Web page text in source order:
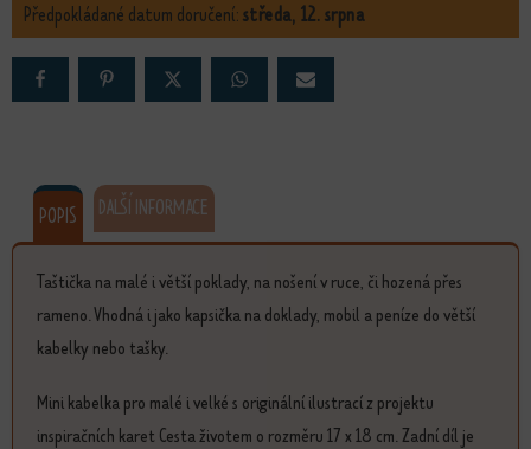
Předpokládané datum doručení:středa, 12. srpna
POPIS DALŠÍ INFORMACE
Taštička na malé i větší poklady, na nošení v ruce, či hozená přes
rameno. Vhodná i jako kapsička na doklady, mobil a peníze do větší
kabelky nebo tašky.
Mini kabelka pro malé i velké s originální ilustrací z projektu
inspiračních karet Cesta životem o rozměru 17 x 18 cm. Zadní díl je